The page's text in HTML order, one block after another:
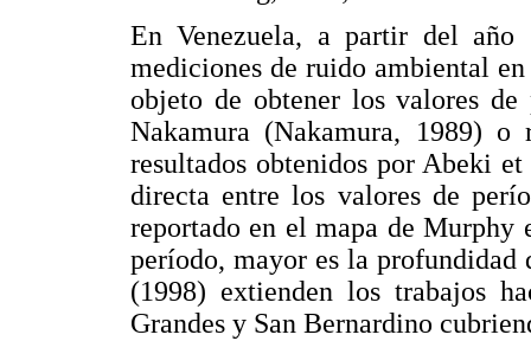
En Venezuela, a partir del
mediciones de ruido ambiental
objeto de obtener los valores
Nakamura (Nakamura, 1989)
resultados obtenidos por Abeki
directa entre los valores de
reportado en el mapa de
período, mayor es la profundidad
(1998) extienden los trabajos
Grandes y San Bernardino